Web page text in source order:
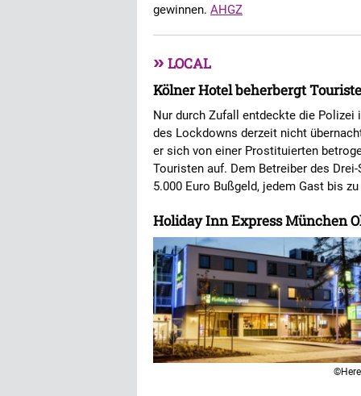
gewinnen. AHGZ
» LOCAL
Kölner Hotel beherbergt
Nur durch Zufall entdeckte die
des Lockdowns derzeit nicht
er sich von einer Prostituierten
Touristen auf. Dem Betreiber des
5.000 Euro Bußgeld, jedem Gast bis
Holiday Inn Express München